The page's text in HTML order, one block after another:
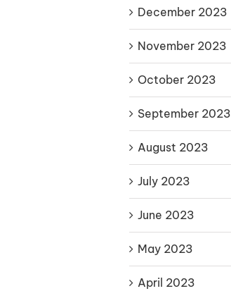
December 2023
November 2023
October 2023
September 2023
August 2023
July 2023
June 2023
May 2023
April 2023